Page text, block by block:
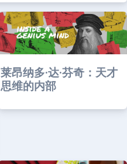
莱昂纳多·达·芬奇：天才
思维的内部